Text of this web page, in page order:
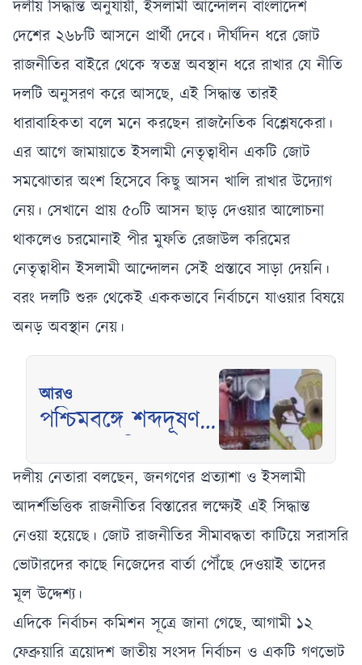
দলীয় সিদ্ধান্ত অনুযায়ী, ইসলামী আন্দোলন বাংলাদেশ
দেশের ২৬৮টি আসনে প্রার্থী দেবে। দীর্ঘদিন ধরে জোট
রাজনীতির বাইরে থেকে স্বতন্ত্র অবস্থান ধরে রাখার যে নীতি
দলটি অনুসরণ করে আসছে, এই সিদ্ধান্ত তারই
ধারাবাহিকতা বলে মনে করছেন রাজনৈতিক বিশ্লেষকেরা।
এর আগে জামায়াতে ইসলামী নেতৃত্বাধীন একটি জোট
সমঝোতার অংশ হিসেবে কিছু আসন খালি রাখার উদ্যোগ
নেয়। সেখানে প্রায় ৫০টি আসন ছাড় দেওয়ার আলোচনা
থাকলেও চরমোনাই পীর মুফতি রেজাউল করিমের
নেতৃত্বাধীন ইসলামী আন্দোলন সেই প্রস্তাবে সাড়া দেয়নি।
বরং দলটি শুরু থেকেই এককভাবে নির্বাচনে যাওয়ার বিষয়ে
অনড় অবস্থান নেয়।
আরও
পশ্চিমবঙ্গে শব্দদূষণ
মাইক অপসারণ শুরু
দলীয় নেতারা বলছেন, জনগণের প্রত্যাশা ও ইসলামী
আদর্শভিত্তিক রাজনীতির বিস্তারের লক্ষ্যেই এই সিদ্ধান্ত
নেওয়া হয়েছে। জোট রাজনীতির সীমাবদ্ধতা কাটিয়ে সরাসরি
ভোটারদের কাছে নিজেদের বার্তা পৌঁছে দেওয়াই তাদের
মূল উদ্দেশ্য।
এদিকে নির্বাচন কমিশন সূত্রে জানা গেছে, আগামী ১২
ফেব্রুয়ারি ত্রয়োদশ জাতীয় সংসদ নির্বাচন ও একটি গণভোট